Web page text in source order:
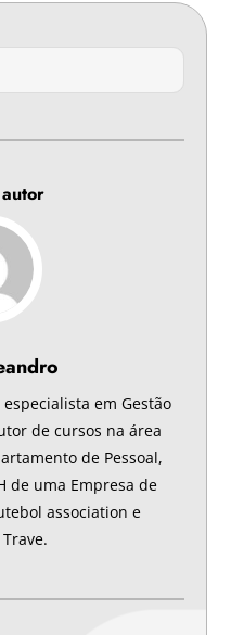
em Gestão
de cursos na área
de Pessoal,
de uma Empresa de
association e